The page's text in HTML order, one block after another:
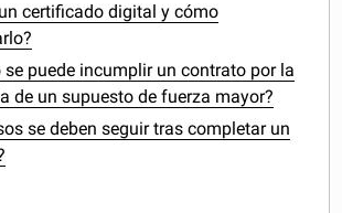
certificado digital y cómo
se puede incumplir un contrato por la
de un supuesto de fuerza mayor?
se deben seguir tras completar un